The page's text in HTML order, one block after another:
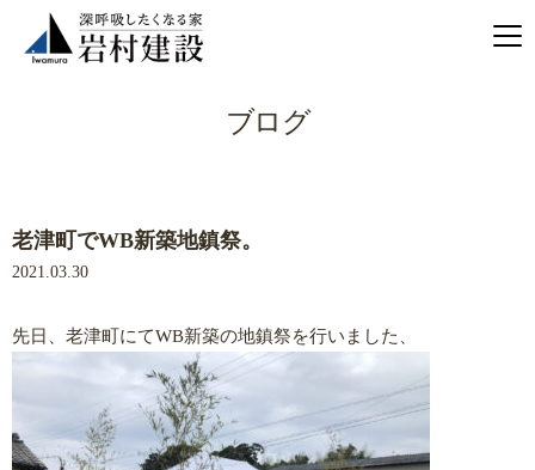
ブログ
老津町でWB新築地鎮祭。
2021.03.30
先日、老津町にてWB新築の地鎮祭を行いました、